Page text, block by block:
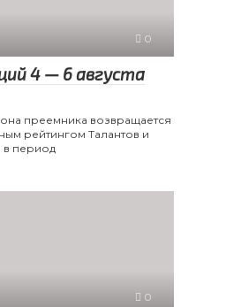
0
4 — 6 августа
преемника возвращается
рейтингом Талантов и
в период
0